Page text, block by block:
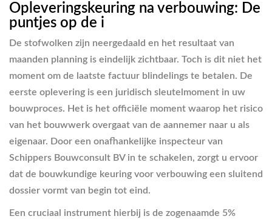
Opleveringskeuring na verbouwing: De
puntjes op de i
De stofwolken zijn neergedaald en het resultaat van
maanden planning is eindelijk zichtbaar. Toch is dit niet het
moment om de laatste factuur blindelings te betalen. De
eerste oplevering is een juridisch sleutelmoment in uw
bouwproces. Het is het officiële moment waarop het risico
van het bouwwerk overgaat van de aannemer naar u als
eigenaar. Door een onafhankelijke inspecteur van
Schippers Bouwconsult BV in te schakelen, zorgt u ervoor
dat de bouwkundige keuring voor verbouwing een sluitend
dossier vormt van begin tot eind.
Een cruciaal instrument hierbij is de zogenaamde 5%